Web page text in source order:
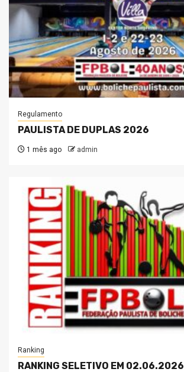
Regulamento
PAULISTA DE DUPLAS 2026
1 mês ago admin
Ranking
RANKING SELETIVO EM 02.06.2026